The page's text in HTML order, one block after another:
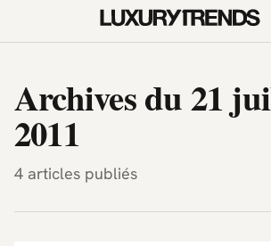
Archives du 21
2011
4 articles publiés